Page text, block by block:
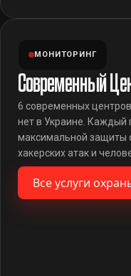
МОНИТОРИНГ
Современный
6 современных
нет в Украине. Каждый
максимальной защиты
хакерских атак и
Все услуги